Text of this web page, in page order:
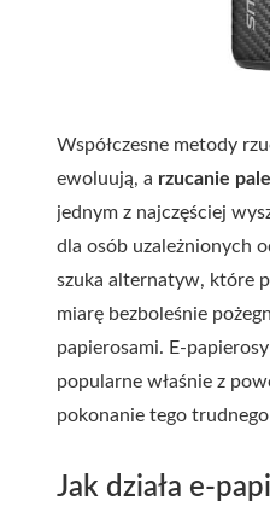
Współczesne metody
ewoluują, a rzucanie
jednym z najczęściej
dla osób uzależnionych
szuka alternatyw, które
miarę bezboleśnie
papierosami. E-
popularne właśnie z
pokonanie tego trudnego
Jak działa e-